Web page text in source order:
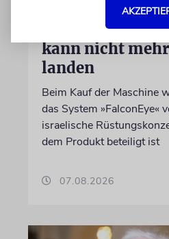
Wegen Israel-
Irisches
kann nicht
landen
Beim Kauf der Maschine
das System »FalconEye«
israelische
dem Produkt beteiligt ist
07.08.2026